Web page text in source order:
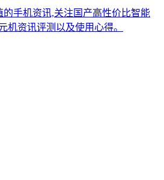
手机资讯,关注国产高性价比智能
机资讯评测以及使用心得。